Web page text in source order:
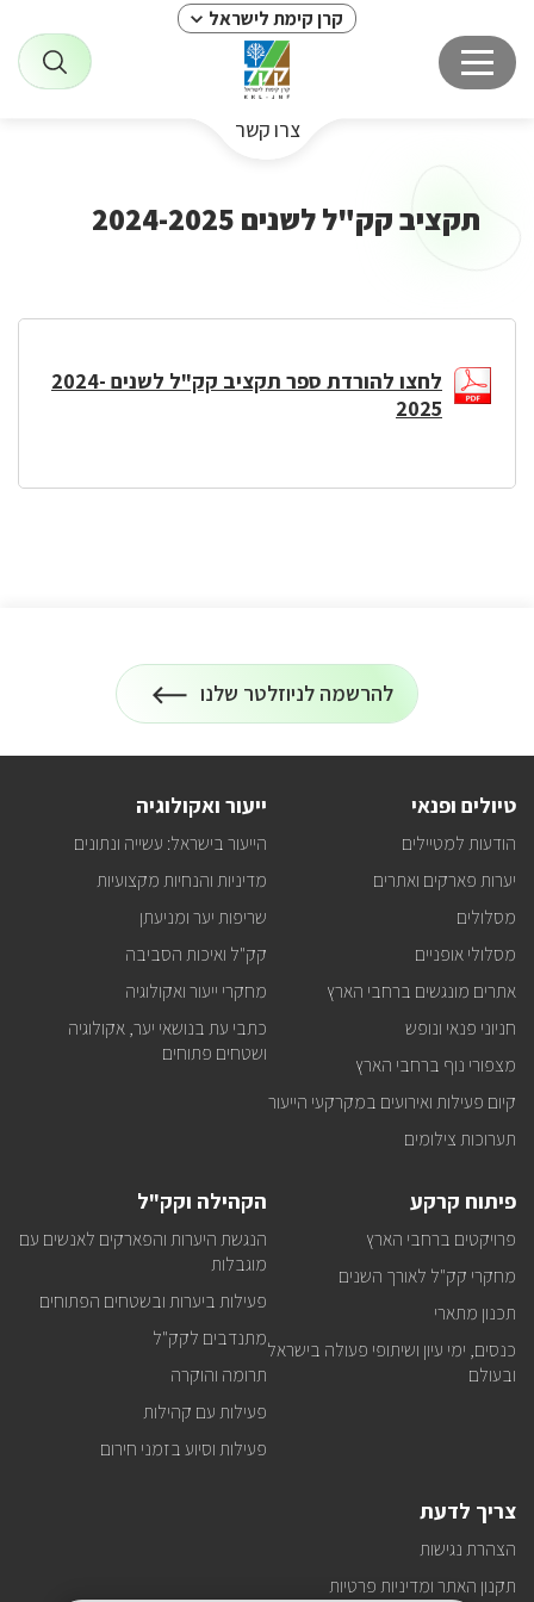
קרן קימת לישראל
צרו קשר
תקציב קק"ל לשנים 2024-2025
לחצו להורדת ספר תקציב קק"ל לשנים 2024-
2025
הרשמה
לניוזלטר
להרשמה לניוזלטר שלנו
על
כל
במייל
טיולים ופנאי
הודעות למטיילים
יערות פארקים ואתרים
מסלולים
מסלולי אופניים
אתרים מונגשים ברחבי הארץ
חניוני פנאי ונופש
מצפורי נוף ברחבי הארץ
קיום פעילות ואירועים במקרקעי הייעור
תערוכות צילומים
ייעור ואקולוגיה
הייעור בישראל: עשייה ונתונים
מדיניות והנחיות מקצועיות
שריפות יער ומניעתן
קק"ל ואיכות הסביבה
מחקרי ייעור ואקולוגיה
כתבי עת בנושאי יער, אקולוגיה
ושטחים פתוחים
פיתוח קרקע
פרויקטים ברחבי הארץ
מחקרי קק"ל לאורך השנים
תכנון מתארי
כנסים, ימי עיון ושיתופי פעולה בישראל
ובעולם
הקהילה וקק"ל
הנגשת היערות והפארקים לאנשים עם
מוגבלות
פעילות ביערות ובשטחים הפתוחים
מתנדבים לקק"ל
תרומה והוקרה
פעילות עם קהילות
פעילות וסיוע בזמני חירום
צריך לדעת
הצהרת נגישות
תקנון האתר ומדיניות פרטיות